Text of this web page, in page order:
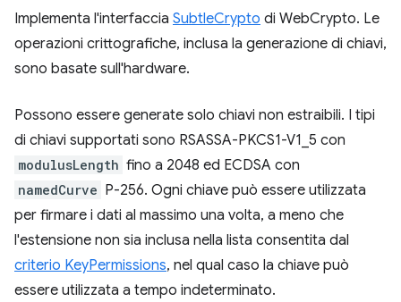
Implementa l'interfaccia SubtleCrypto di WebCrypto. Le
operazioni crittografiche, inclusa la generazione di chiavi,
sono basate sull'hardware.
Possono essere generate solo chiavi non estraibili. I tipi
di chiavi supportati sono RSASSA-PKCS1-V1_5 con
modulusLength fino a 2048 ed ECDSA con
namedCurve P-256. Ogni chiave può essere utilizzata
per firmare i dati al massimo una volta, a meno che
l'estensione non sia inclusa nella lista consentita dal
criterio KeyPermissions, nel qual caso la chiave può
essere utilizzata a tempo indeterminato.